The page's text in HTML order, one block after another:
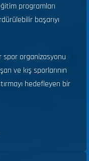
programları
başarıyı
spor organizasyonu
ve kış sporlarının
hedefleyen bir